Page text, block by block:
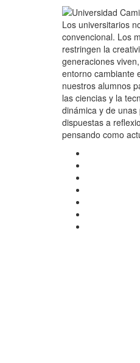
Los universitarios
convencional. Los
restringen la
generaciones
entorno cambiante
nuestros alumnos
las ciencias y la
dinámica y de
dispuestas a
pensando como